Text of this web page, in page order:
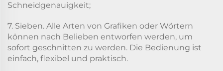
Schneidgenauigkeit;
7. Sieben. Alle Arten von Grafiken oder Wörtern
können nach Belieben entworfen werden, um
sofort geschnitten zu werden. Die Bedienung ist
einfach, flexibel und praktisch.